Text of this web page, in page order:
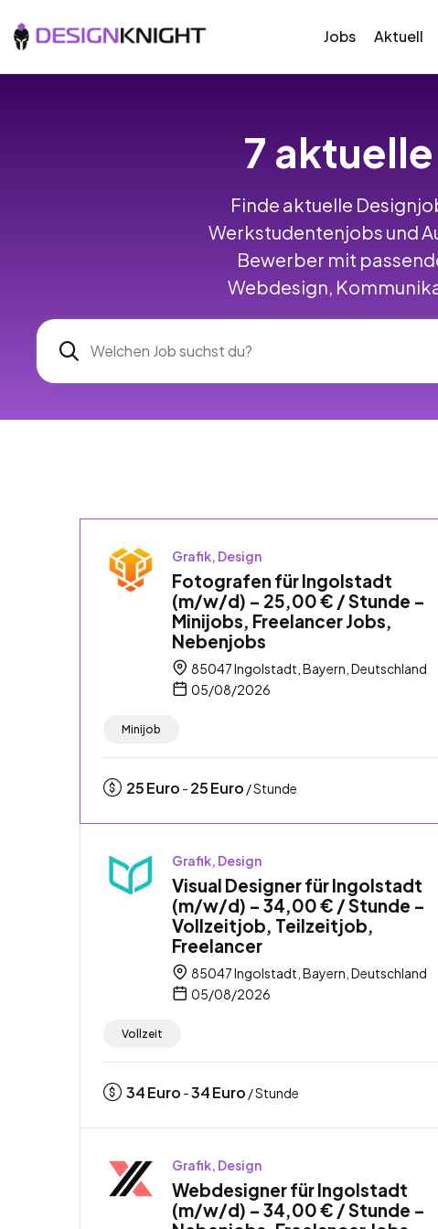
Jobs Aktuell
7
Finde aktuelle
Werkstudentenjobs und
Bewerber mit
Webdesign,
Grafik, Design
Fotografen für Ingolstadt
(m/w/d) – 25,00 € / Stunde –
Minijobs, Freelancer Jobs,
Nebenjobs
85047 Ingolstadt, Bayern, Deutschland
05/08/2026
Minijob
25Euro - 25Euro / Stunde
Grafik, Design
Visual Designer für Ingolstadt
(m/w/d) – 34,00 € / Stunde –
Vollzeitjob, Teilzeitjob,
Freelancer
85047 Ingolstadt, Bayern, Deutschland
05/08/2026
Vollzeit
34Euro -34Euro / Stunde
Grafik, Design
Webdesigner für Ingolstadt
(m/w/d) – 34,00 € / Stunde –